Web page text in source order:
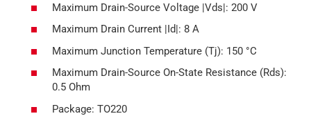
Maximum Drain-Source Voltage |Vds|: 200 V
Maximum Drain Current |Id|: 8 A
Maximum Junction Temperature (Tj): 150 °C
Maximum Drain-Source On-State Resistance (Rds):
0.5 Ohm
Package: TO220